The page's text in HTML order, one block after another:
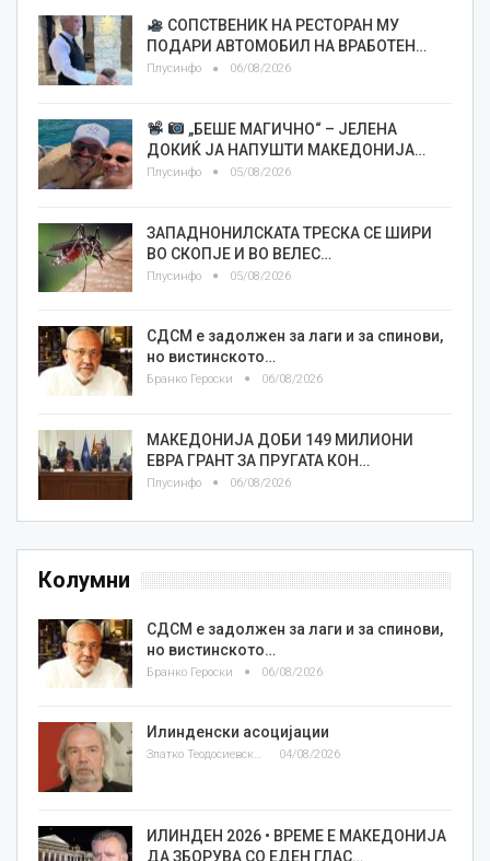
СОПСТВЕНИК НА РЕСТОРАН МУ
ПОДАРИ АВТОМОБИЛ НА ВРАБОТЕН…
Плусинфо 06/08/2026
„БЕШЕ МАГИЧНО“ – ЈЕЛЕНА
ДОКИЌ ЈА НАПУШТИ МАКЕДОНИЈА…
Плусинфо 05/08/2026
ЗАПАДНОНИЛСКАТА ТРЕСКА СЕ ШИРИ
ВО СКОПЈЕ И ВО ВЕЛЕС…
Плусинфо 05/08/2026
СДСМ е задолжен за лаги и за спинови,
но вистинското…
Бранко Героски 06/08/2026
МАКЕДОНИЈА ДОБИ 149 МИЛИОНИ
ЕВРА ГРАНТ ЗА ПРУГАТА КОН…
Плусинфо 06/08/2026
Колумни
СДСМ е задолжен за лаги и за спинови,
но вистинското…
Бранко Героски 06/08/2026
Илинденски асоцијации
Златко Теодосиевски 04/08/2026
ИЛИНДЕН 2026 • ВРЕМЕ Е МАКЕДОНИЈА
ДА ЗБОРУВА СО ЕДЕН ГЛАС…